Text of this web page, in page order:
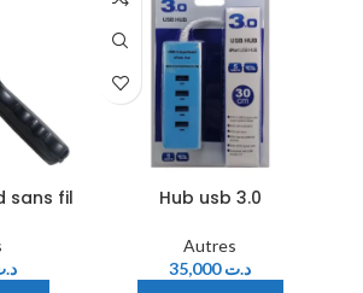
sans fil Hub usb 3.0
Autres
د.ت35,000